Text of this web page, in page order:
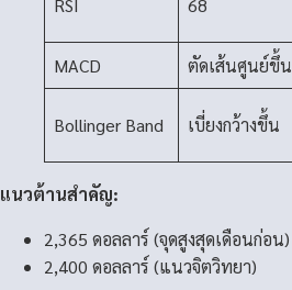
RSI 68
MACD
ตัดเส้นศูนย์ขึ้น
Bollinger Band เบี่ยงกว้างขึ้น
แนวต้านสำคัญ:
2,365 ดอลลาร์ (จุดสูงสุดเดือนก่อน)
2,400 ดอลลาร์ (แนวจิตวิทยา)